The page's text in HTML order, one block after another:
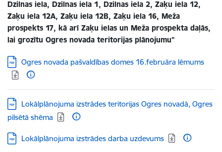
Dzilnas iela, Dzilnas iela 1, Dzilnas iela 2, Zaķu iela 12,
Zaķu iela 12A, Zaķu iela 12B, Zaķu iela 16, Meža
prospekts 17, kā arī Zaķu ielas un Meža prospekta daļās,
lai grozītu Ogres novada teritorijas plānojumu"
Lejupielādēt:
Ogres novada pašvaldības domes 16.februāra lēmums
Lejupielādēt:
Lokālplānojuma izstrādes teritorijas Ogres novadā, Ogres
pilsētā shēma
Lejupielādēt:
Lokālplānojuma izstrādes darba uzdevums